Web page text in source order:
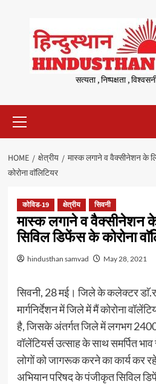
content
सत्यता , निष्पक्षता ,
Menu
HOME क्षेत्रीय
मास्क लगाने व वैक्सीनेशन के
कोरोना वाॅलिटियर
कोविड-19 क्षेत्रीय सिवनी
मास्क लगाने व वैक्सीनेशन
सिविल डिफेंस के कोरोना
hindusthan samvad May 28, 2021
सिवनी, 28 मई। जिले के कलेक्टर
मार्गनिर्देशन में जिले में मैं कोरोना
है, जिसके अंतर्गत जिले में लगभग
वॉलेंटियर्स उत्साह के साथ समर्पित
लोगों को जागरूक करने का कार्य कर
अभियान परिषद के पंजीकृत सिविल